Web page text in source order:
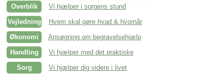
Overblik
Vi hjælper i sorgens stund
Vejledning
Hvem skal gøre hvad & hvornår
Økonomi
Ansøgning om begravelsehjælp
Handling
Vi hjælper med det praktiske
Sorg
Vi hjælper dig videre i livet